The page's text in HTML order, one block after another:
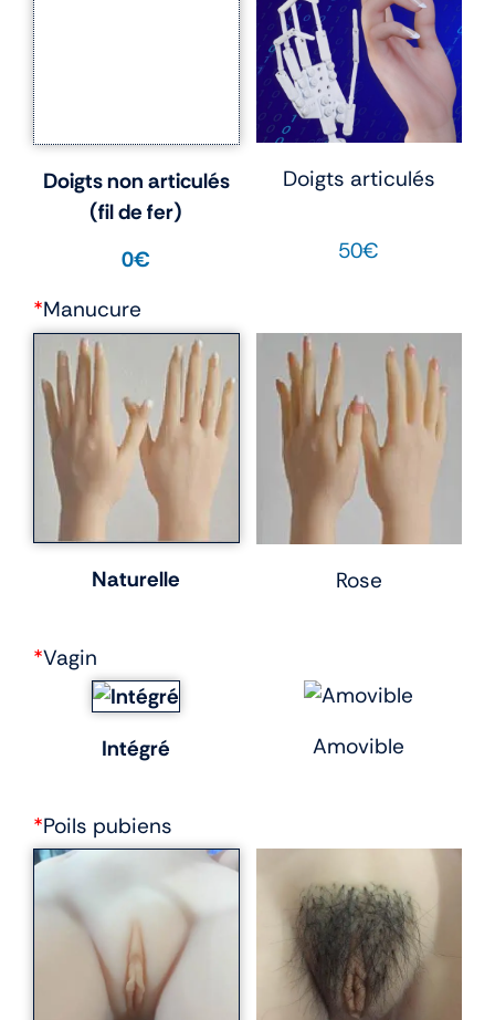
Doigts non articulés
(fil de fer)
0€
Doigts articulés
50€
*Manucure
Naturelle Rose
*Vagin
Intégré Amovible
*Poils pubiens